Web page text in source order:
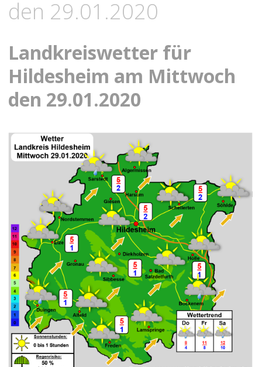
den 29.01.2020
Landkreiswetter für
Hildesheim am Mittwoch
den 29.01.2020